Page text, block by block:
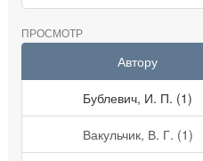
ПРОСМОТР
Автору
Бублевич, И. П. (1)
Вакульчик, В. Г. (1)